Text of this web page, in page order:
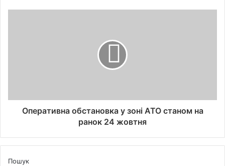
Оперативна обстановка у зоні АТО станом на
ранок 24 жовтня
Пошук